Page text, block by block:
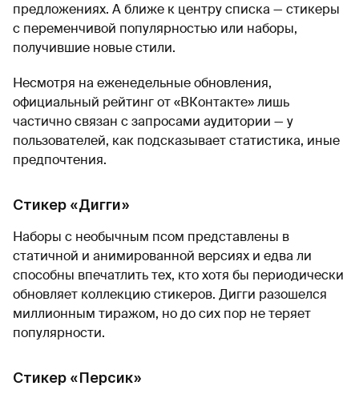
предложениях. А ближе к центру списка — стикеры
с переменчивой популярностью или наборы,
получившие новые стили.
Несмотря на еженедельные обновления,
официальный рейтинг от «ВКонтакте» лишь
частично связан с запросами аудитории — у
пользователей, как подсказывает статистика, иные
предпочтения.
Стикер «Дигги»
Наборы с необычным псом представлены в
статичной и анимированной версиях и едва ли
способны впечатлить тех, кто хотя бы периодически
обновляет коллекцию стикеров. Дигги разошелся
миллионным тиражом, но до сих пор не теряет
популярности.
Стикер «Персик»